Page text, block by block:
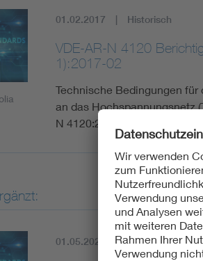
01.02.2017 Historisch
VDE-AR-N 4120
1):2017-02
Technische Bedingungen
an das Hochspannungsnetz
N 4120:2015-01
01.05.2023 Aktuell